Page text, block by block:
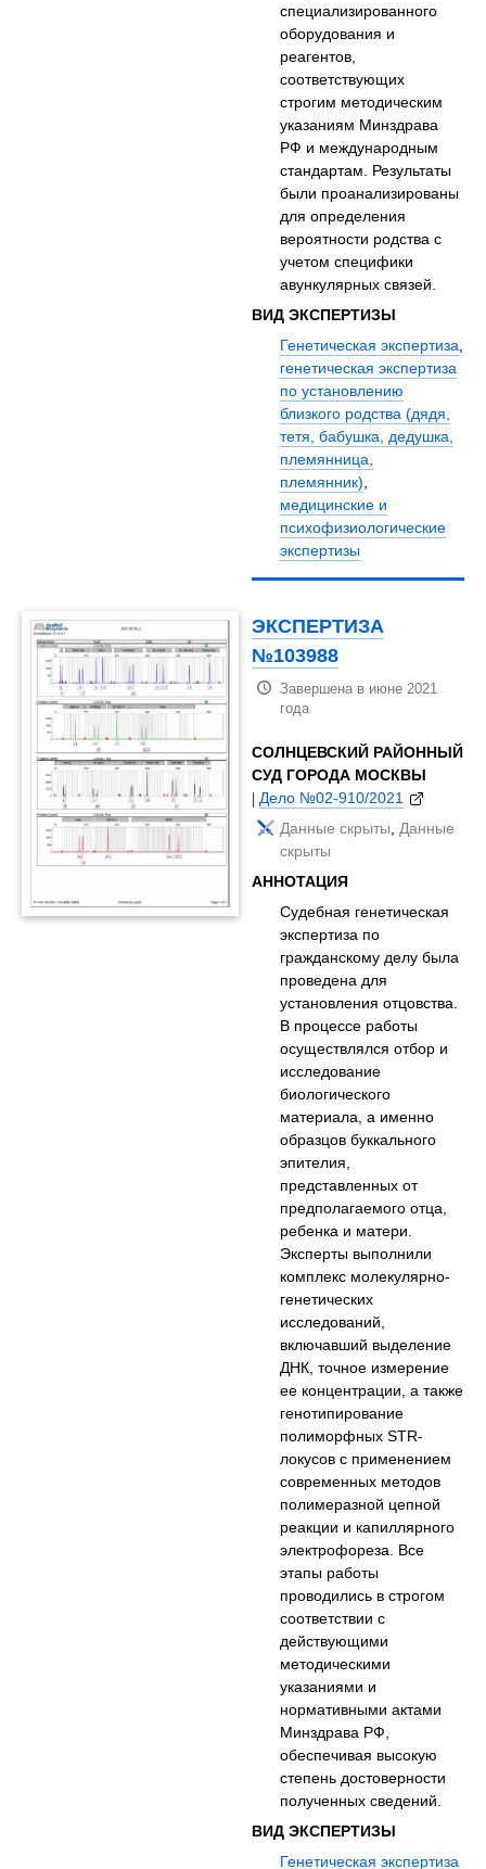
специализированного
оборудования и
реагентов,
соответствующих
строгим методическим
указаниям Минздрава
РФ и международным
стандартам. Результаты
были проанализированы
для определения
вероятности родства с
учетом специфики
авункулярных связей.
ВИД ЭКСПЕРТИЗЫ
Генетическая экспертиза,
генетическая экспертиза
по установлению
близкого родства (дядя,
тетя, бабушка, дедушка,
племянница,
племянник),
медицинские и
психофизиологические
экспертизы
ЭКСПЕРТИЗА
№103988
Завершена в июне 2021
года
СОЛНЦЕВСКИЙ РАЙОННЫЙ
СУД ГОРОДА МОСКВЫ
|Дело №02-910/2021
Данные скрыты,Данные
скрыты
АННОТАЦИЯ
Судебная генетическая
экспертиза по
гражданскому делу была
проведена для
установления отцовства.
В процессе работы
осуществлялся отбор и
исследование
биологического
материала, а именно
образцов буккального
эпителия,
представленных от
предполагаемого отца,
ребенка и матери.
Эксперты выполнили
комплекс молекулярно-
генетических
исследований,
включавший выделение
ДНК, точное измерение
ее концентрации, а также
генотипирование
полиморфных STR-
локусов с применением
современных методов
полимеразной цепной
реакции и капиллярного
электрофореза. Все
этапы работы
проводились в строгом
соответствии с
действующими
методическими
указаниями и
нормативными актами
Минздрава РФ,
обеспечивая высокую
степень достоверности
полученных сведений.
ВИД ЭКСПЕРТИЗЫ
Генетическая экспертиза